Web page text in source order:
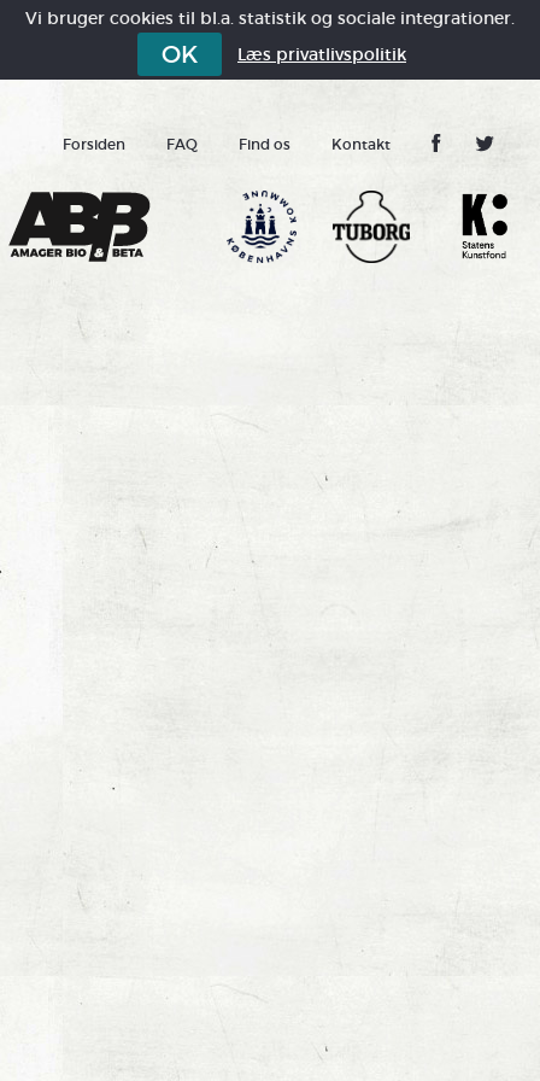
Vi bruger cookies til bl.a. statistik og sociale integrationer.
OK Læs privatlivspolitik
Forsiden FAQ Find os Kontakt